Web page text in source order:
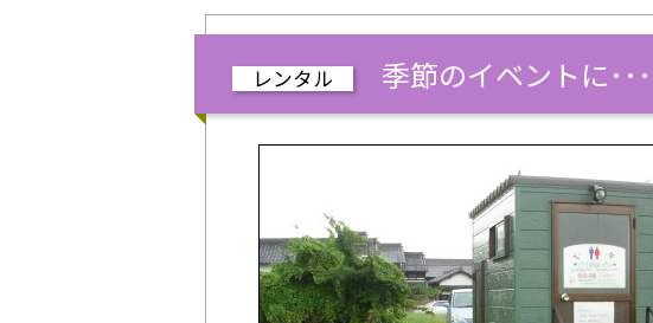
レンタル 季節のイベントに･･･